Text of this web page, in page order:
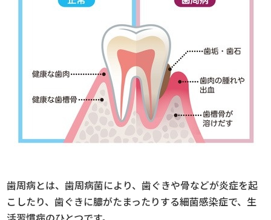
歯周病とは、歯周病菌により、歯ぐきや骨などが炎症を起
こしたり、歯ぐきに膿がたまったりする細菌感染症で、生